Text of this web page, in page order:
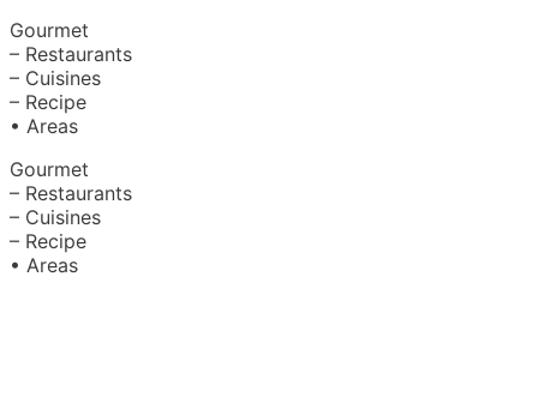
Gourmet
– Restaurants
– Cuisines
– Recipe
• Areas
Gourmet
– Restaurants
– Cuisines
– Recipe
• Areas